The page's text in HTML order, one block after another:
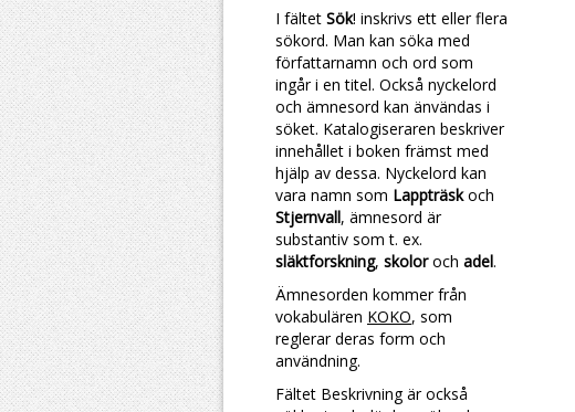
I fältet Sök! inskrivs ett eller flera
sökord. Man kan söka med
författarnamn och ord som
ingår i en titel. Också nyckelord
och ämnesord kan änvändas i
söket. Katalogiseraren beskriver
innehållet i boken främst med
hjälp av dessa. Nyckelord kan
vara namn som Lappträskoch
Stjernvall, ämnesord är
substantiv som t. ex.
släktforskning, skoloroch adel.
Ämnesorden kommer från
vokabulären KOKO, som
reglerar deras form och
användning.
Fältet Beskrivning är också